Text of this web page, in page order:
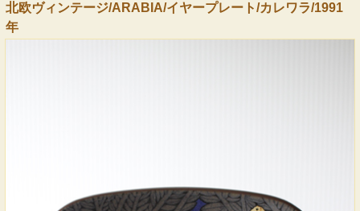
北欧ヴィンテージ/ARABIA/イヤープレート/カレワラ/1991
年